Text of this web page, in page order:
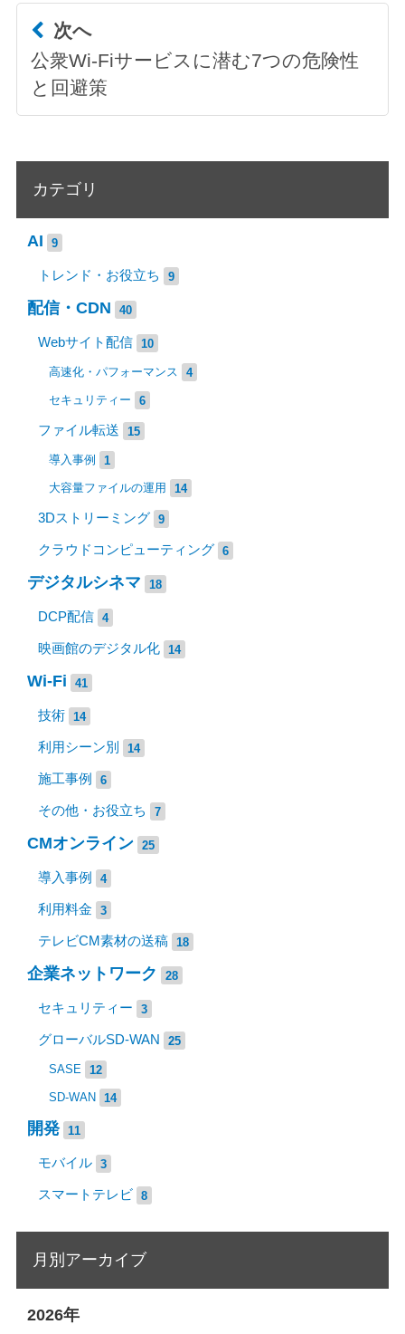
次へ
公衆Wi-Fiサービスに潜む7つの危険性
と回避策
カテゴリ
AI 9
トレンド・お役立ち 9
配信・CDN 40
Webサイト配信 10
高速化・パフォーマンス 4
セキュリティー 6
ファイル転送 15
導入事例 1
大容量ファイルの運用 14
3Dストリーミング 9
クラウドコンピューティング 6
デジタルシネマ 18
DCP配信 4
映画館のデジタル化 14
Wi-Fi 41
技術 14
利用シーン別 14
施工事例 6
その他・お役立ち 7
CMオンライン 25
導入事例 4
利用料金 3
テレビCM素材の送稿 18
企業ネットワーク 28
セキュリティー 3
グローバルSD-WAN 25
SASE 12
SD-WAN 14
開発 11
モバイル 3
スマートテレビ 8
月別アーカイブ
2026年